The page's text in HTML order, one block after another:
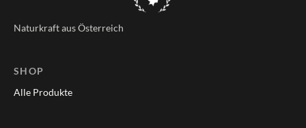
Naturkraft aus Österreich
SHOP
Alle Produkte